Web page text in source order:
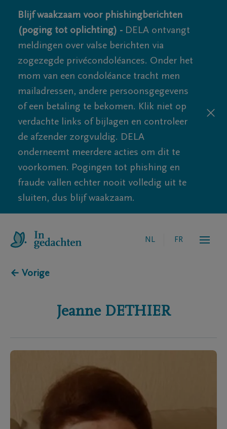
Blijf waakzaam voor phishingberichten
(poging tot oplichting) - DELA ontvangt
meldingen over valse berichten via
zogezegde privécondoléances. Onder het
mom van een condoléance tracht men
mailadressen, andere persoonsgegevens
of een betaling te bekomen. Klik niet op
verdachte links of bijlagen en controleer
de afzender zorgvuldig. DELA
onderneemt meerdere acties om dit te
voorkomen. Pogingen tot phishing en
fraude vallen echter nooit volledig uit te
sluiten, dus blijf waakzaam.
NL FR
← Vorige
Jeanne DETHIER